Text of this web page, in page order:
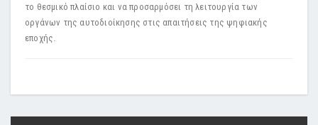
το θεσμικό πλαίσιο και να προσαρμόσει τη λειτουργία των
οργάνων της αυτοδιοίκησης στις απαιτήσεις της ψηφιακής
εποχής.